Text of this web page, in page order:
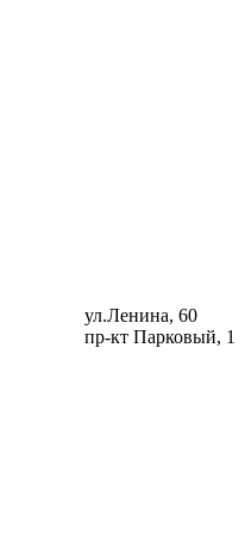
ул.Ленина, 60
пр-кт Парковый, 1